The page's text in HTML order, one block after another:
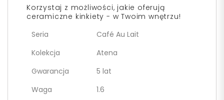
Korzystaj z możliwości, jakie oferują
ceramiczne kinkiety - w Twoim wnętrzu!
Seria
Café Au Lait
Kolekcja
Atena
Gwarancja
5 lat
Waga
1.6